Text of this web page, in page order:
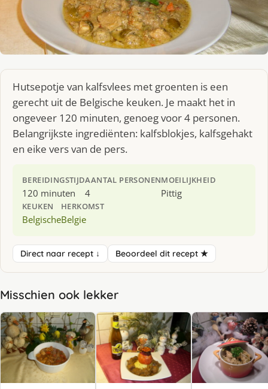
Hutsepotje van kalfsvlees met groenten is een
gerecht uit de Belgische keuken. Je maakt het in
ongeveer 120 minuten, genoeg voor 4 personen.
Belangrijkste ingrediënten: kalfsblokjes, kalfsgehakt
en eike vers van de pers.
BEREIDINGSTIJD
120 minuten
AANTAL PERSONEN
4
MOEILIJKHEID
Pittig
KEUKEN
Belgische
HERKOMST
Belgie
Direct naar recept ↓ Beoordeel dit recept ★
Misschien ook lekker